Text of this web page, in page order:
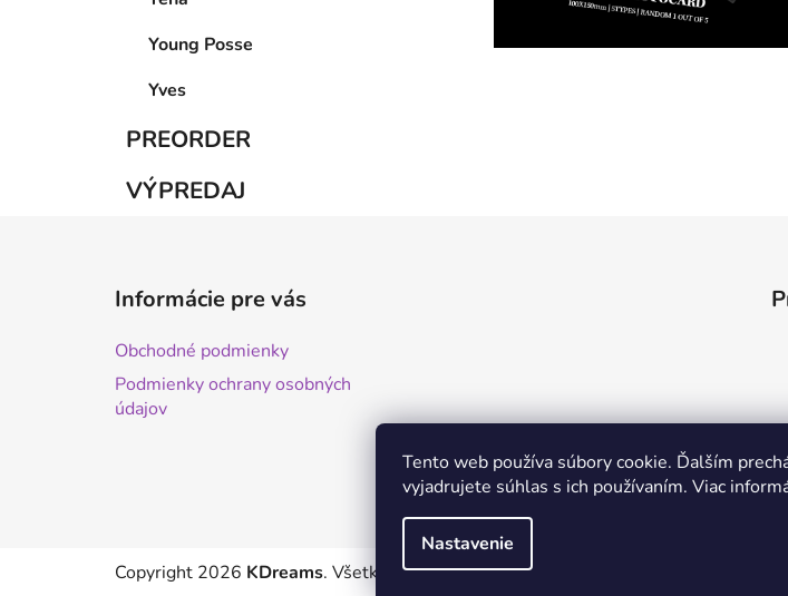
Tento web používa súbory cookie. Ďalším
vyjadrujete súhlas s ich používaním. Viac
Nastavenie
Young Posse
Yves
PREORDER
VÝPREDAJ
Informácie pre vás
Obchodné podmienky
Podmienky ochrany osobných
údajov
Copyright 2026 KDreams. Všetky práva vyhradené.